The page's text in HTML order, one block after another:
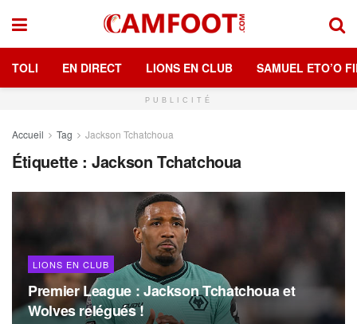
TOLI EN DIRECT LIONS EN CLUB SAMUEL ETO’O
PUBLICITÉ
Accueil Tag Jackson Tchatchoua
Étiquette :Jackson Tchatchoua
LIONS EN CLUB
Premier League : Jackson Tchatchoua et
Wolves relégués !